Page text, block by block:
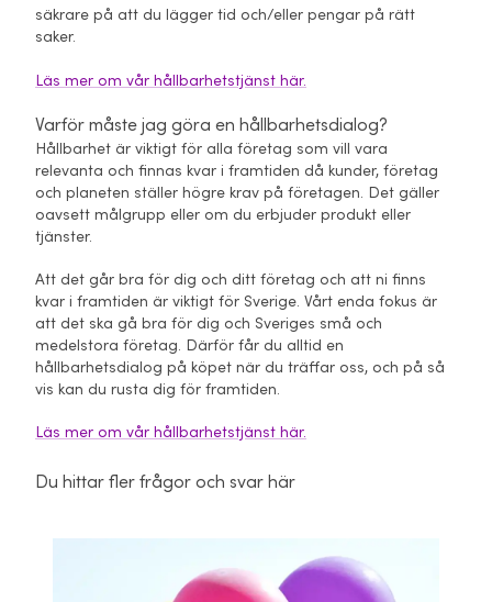
säkrare på att du lägger tid och/eller pengar på rätt
saker.
Läs mer om vår hållbarhetstjänst här.
Varför måste jag göra en hållbarhetsdialog?
Hållbarhet är viktigt för alla företag som vill vara
relevanta och finnas kvar i framtiden då kunder, företag
och planeten ställer högre krav på företagen. Det gäller
oavsett målgrupp eller om du erbjuder produkt eller
tjänster.
Att det går bra för dig och ditt företag och att ni finns
kvar i framtiden är viktigt för Sverige. Vårt enda fokus är
att det ska gå bra för dig och Sveriges små och
medelstora företag. Därför får du alltid en
hållbarhetsdialog på köpet när du träffar oss, och på så
vis kan du rusta dig för framtiden.
Läs mer om vår hållbarhetstjänst här.
Du hittar fler frågor och svar här